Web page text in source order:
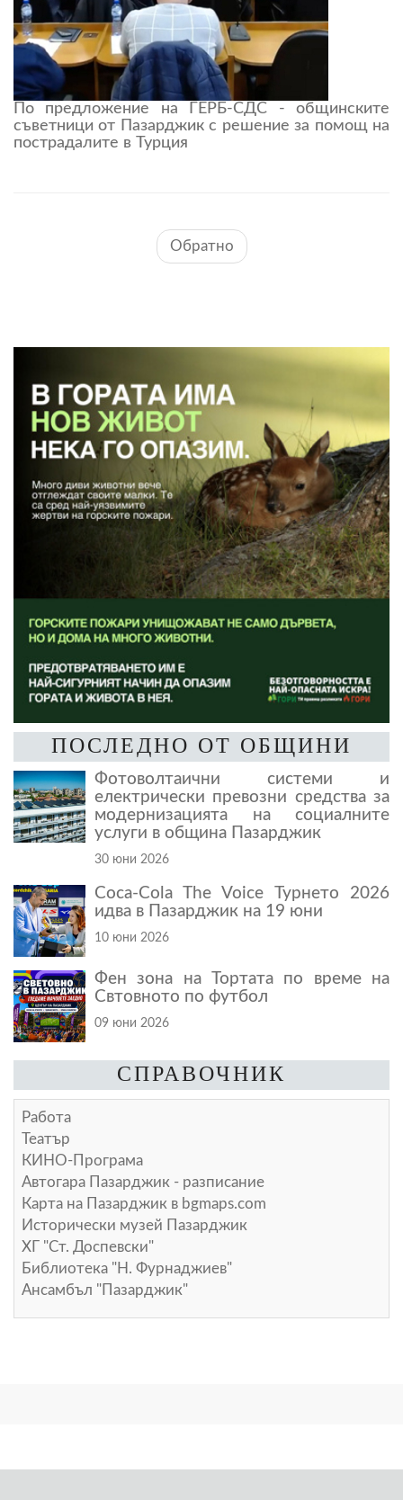
По предложение на ГЕРБ-СДС - общинските
съветници от Пазарджик с решение за помощ на
пострадалите в Турция
Обратно
ПОСЛЕДНО ОТ ОБЩИНИ
Фотоволтаични системи и
електрически превозни средства за
модернизацията на социалните
услуги в община Пазарджик
30 юни 2026
Coca-Cola The Voice Турнето 2026
идва в Пазарджик на 19 юни
10 юни 2026
Фен зона на Тортата по време на
Свтовното по футбол
09 юни 2026
СПРАВОЧНИК
Работа
Театър
КИНО-Програма
Автогара Пазарджик - разписание
Карта на Пазарджик в bgmaps.com
Исторически музей Пазарджик
ХГ "Ст. Доспевски"
Библиотека "Н. Фурнаджиев"
Ансамбъл "Пазарджик"